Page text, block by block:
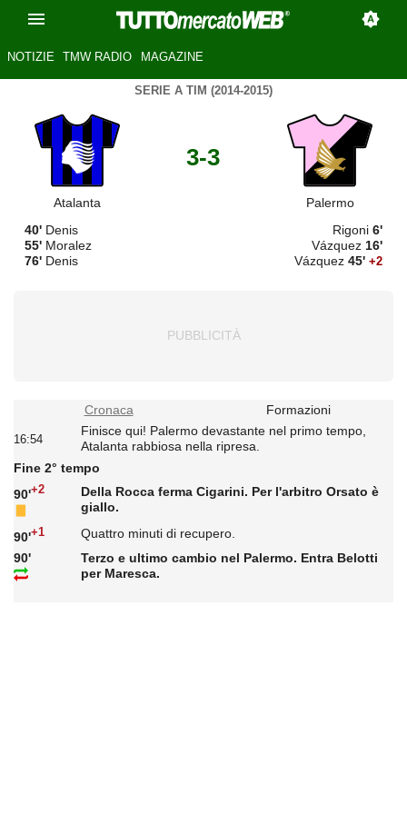
NOTIZIE TMW RADIO MAGAZINE
SERIE A TIM (2014-2015)
Atalanta
3-3
Palermo
40' Denis
55' Moralez
76' Denis
Rigoni 6'
Vázquez 16'
Vázquez 45' +2
Cronaca Formazioni
16:54
Finisce qui! Palermo devastante nel primo tempo,
Atalanta rabbiosa nella ripresa.
Fine 2° tempo
90'+2
Della Rocca ferma Cigarini. Per l'arbitro Orsato è
giallo.
90'+1
Quattro minuti di recupero.
90'
Terzo e ultimo cambio nel Palermo. Entra Belotti
per Maresca.